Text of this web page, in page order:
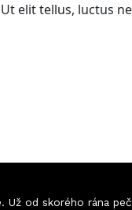
elit tellus, luctus
Už od skorého rána